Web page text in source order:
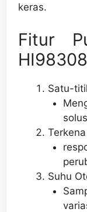
keras.
Fitur
Satu-
Suhu